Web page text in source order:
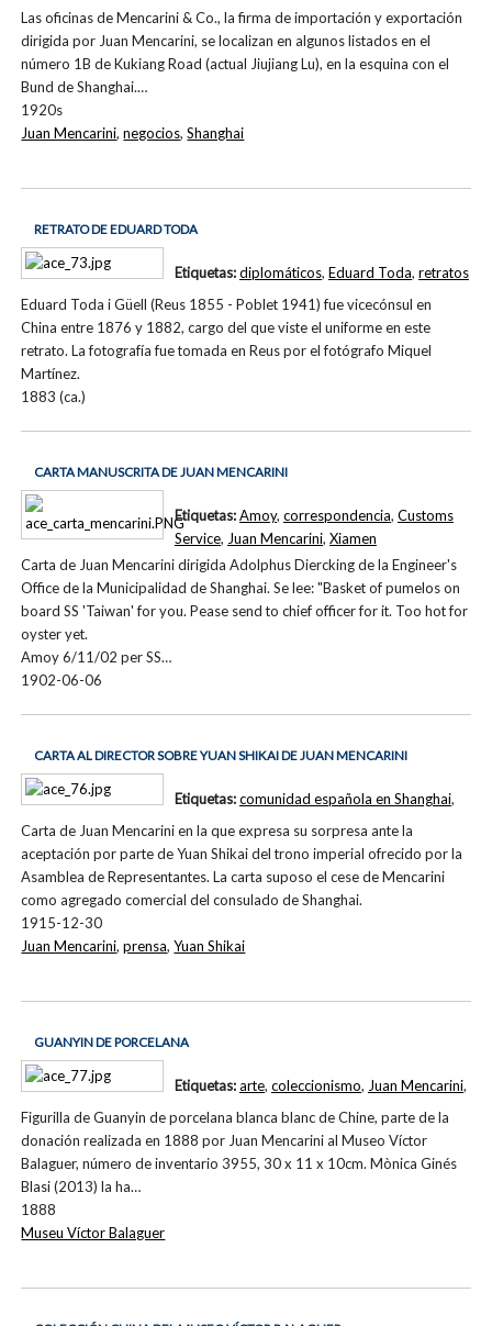
Las oficinas de Mencarini & Co., la firma de importación y exportación
dirigida por Juan Mencarini, se localizan en algunos listados en el
número 1B de Kukiang Road (actual Jiujiang Lu), en la esquina con el
Bund de Shanghai.…
1920s
Juan Mencarini,negocios,Shanghai
RETRATO DE EDUARD TODA
Eduard Toda i Güell (Reus 1855 - Poblet 1941) fue vicecónsul en
China entre 1876 y 1882, cargo del que viste el uniforme en este
retrato. La fotografía fue tomada en Reus por el fotógrafo Miquel
Martínez.
1883 (ca.)
Etiquetas:diplomáticos, Eduard Toda, retratos
CARTA MANUSCRITA DE JUAN MENCARINI
Carta de Juan Mencarini dirigida Adolphus Diercking de la Engineer's
Office de la Municipalidad de Shanghai. Se lee: "Basket of pumelos on
board SS 'Taiwan' for you. Pease send to chief officer for it. Too hot for
oyster yet.
Amoy 6/11/02 per SS…
1902-06-06
Etiquetas:Amoy, correspondencia, Customs
Service, Juan Mencarini, Xiamen
CARTA AL DIRECTOR SOBRE YUAN SHIKAI DE JUAN MENCARINI
Carta de Juan Mencarini en la que expresa su sorpresa ante la
aceptación por parte de Yuan Shikai del trono imperial ofrecido por la
Asamblea de Representantes. La carta suposo el cese de Mencarini
como agregado comercial del consulado de Shanghai.
1915-12-30
Etiquetas:comunidad española en Shanghai,
Juan Mencarini,prensa,Yuan Shikai
GUANYIN DE PORCELANA
Figurilla de Guanyin de porcelana blanca blanc de Chine, parte de la
donación realizada en 1888 por Juan Mencarini al Museo Víctor
Balaguer, número de inventario 3955, 30 x 11 x 10cm. Mònica Ginés
Blasi (2013) la ha…
1888
Etiquetas:arte, coleccionismo, Juan Mencarini,
Museu Víctor Balaguer